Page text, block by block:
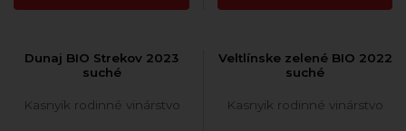
Dunaj BIO Strekov 2023
suché
Kasnyik rodinné vinárstvo
Veltlínske zelené BIO 2022
suché
Kasnyik rodinné vinárstvo